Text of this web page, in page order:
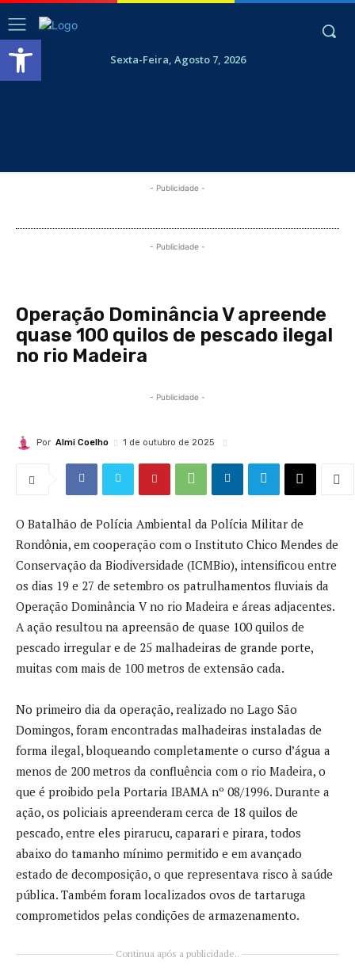
Abrir a barra de ferramentasSexta-Feira, Agosto 7, 2026
- Publicidade -
- Publicidade -
Operação Dominância V apreende
quase 100 quilos de pescado ilegal
no rio Madeira
- Publicidade -
Por Almi Coelho 1 de outubro de 2025
O Batalhão de Polícia Ambiental da Polícia Militar de
Rondônia, em cooperação com o Instituto Chico Mendes de
Conservação da Biodiversidade (ICMBio), intensificou entre
os dias 19 e 27 de setembro os patrulhamentos fluviais da
Operação Dominância V no rio Madeira e áreas adjacentes.
A ação resultou na apreensão de quase 100 quilos de
pescado irregular e de 25 malhadeiras de grande porte,
muitas com mais de 100 metros de extensão cada.
No primeiro dia da operação, realizado no Lago São
Domingos, foram encontradas malhadeiras instaladas de
forma ilegal, bloqueando completamente o curso d’água a
menos de 200 metros da confluência com o rio Madeira, o
que é proibido pela Portaria IBAMA nº 08/1996. Durante a
ação, os policiais apreenderam cerca de 18 quilos de
pescado, entre eles pirarucu, caparari e pirara, todos
abaixo do tamanho mínimo permitido e em avançado
estado de decomposição, o que representava risco à saúde
pública. Também foram localizados ovos de tartaruga
comprometidos pelas condições de armazenamento.
Continua após a publicidade..